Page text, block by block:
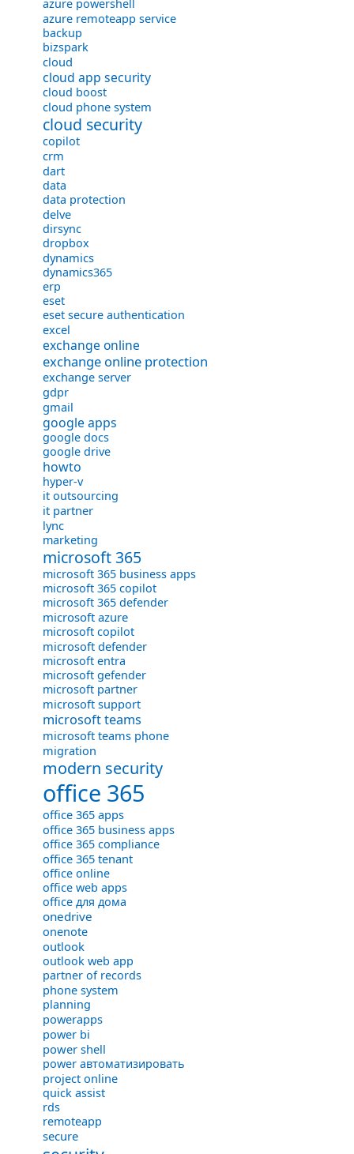
azure powershell
azure remoteapp service
backup
bizspark
cloud
cloud app security
cloud boost
cloud phone system
cloud security
copilot
crm
dart
data
data protection
delve
dirsync
dropbox
dynamics
dynamics365
erp
eset
eset secure authentication
excel
exchange online
exchange online protection
exchange server
gdpr
gmail
google apps
google docs
google drive
howto
hyper-v
it outsourcing
it partner
lync
marketing
microsoft 365
microsoft 365 business apps
microsoft 365 copilot
microsoft 365 defender
microsoft azure
microsoft copilot
microsoft defender
microsoft entra
microsoft gefender
microsoft partner
microsoft support
microsoft teams
microsoft teams phone
migration
modern security
office 365
office 365 apps
office 365 business apps
office 365 compliance
office 365 tenant
office online
office web apps
office для дома
onedrive
onenote
outlook
outlook web app
partner of records
phone system
planning
powerapps
power bi
power shell
power автоматизировать
project online
quick assist
rds
remoteapp
secure